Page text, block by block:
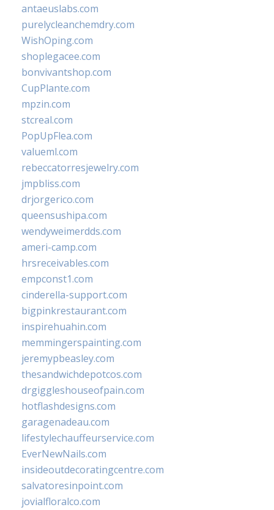
antaeuslabs.com
purelycleanchemdry.com
WishOping.com
shoplegacee.com
bonvivantshop.com
CupPlante.com
mpzin.com
stcreal.com
PopUpFlea.com
valueml.com
rebeccatorresjewelry.com
jmpbliss.com
drjorgerico.com
queensushipa.com
wendyweimerdds.com
ameri-camp.com
hrsreceivables.com
empconst1.com
cinderella-support.com
bigpinkrestaurant.com
inspirehuahin.com
memmingerspainting.com
jeremypbeasley.com
thesandwichdepotcos.com
drgiggleshouseofpain.com
hotflashdesigns.com
garagenadeau.com
lifestylechauffeurservice.com
EverNewNails.com
insideoutdecoratingcentre.com
salvatoresinpoint.com
jovialfloralco.com